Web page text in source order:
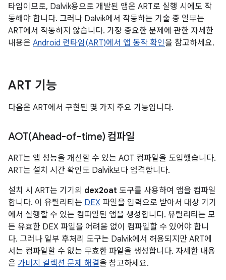
타임이므로, Dalvik용으로 개발된 앱은 ART로 실행 시에도 작
동해야 합니다. 그러나 Dalvik에서 작동하는 기술 중 일부는
ART에서 작동하지 않습니다. 가장 중요한 문제에 관한 자세한
내용은 Android 런타임(ART)에서 앱 동작 확인을 참고하세요.
ART 기능
다음은 ART에서 구현된 몇 가지 주요 기능입니다.
AOT(Ahead-of-time) 컴파일
ART는 앱 성능을 개선할 수 있는 AOT 컴파일을 도입했습니다.
ART는 설치 시간 확인도 Dalvik보다 엄격합니다.
설치 시 ART는 기기의 dex2oat 도구를 사용하여 앱을 컴파일
합니다. 이 유틸리티는 DEX 파일을 입력으로 받아서 대상 기기
에서 실행할 수 있는 컴파일된 앱을 생성합니다. 유틸리티는 모
든 유효한 DEX 파일을 어려움 없이 컴파일할 수 있어야 합니
다. 그러나 일부 후처리 도구는 Dalvik에서 허용되지만 ART에
서는 컴파일할 수 없는 무효한 파일을 생성합니다. 자세한 내용
은 가비지 컬렉션 문제 해결을 참고하세요.